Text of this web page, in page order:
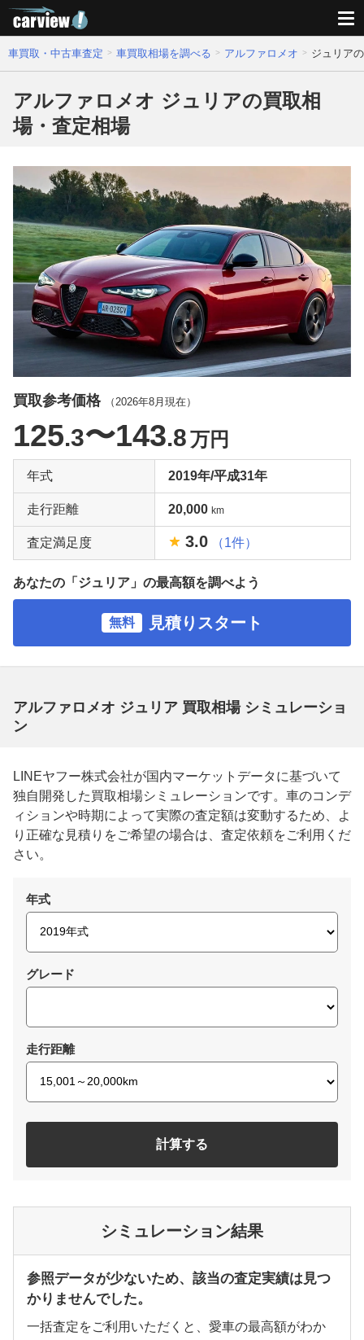
車買取・中古車査定 車買取相場を調べる アルファロメオ ジュリア
アルファロメオ ジュリアの買取相
場・査定相場
買取参考価格 （ 2026年8月 現在）
125.3〜143.8万円
年式 2019年/平成31年
走行距離 20,000 km
査定満足度 3.0 （1件）
あなたの「ジュリア」の最高額を調べよう
無料 見積りスタート
アルファロメオ ジュリア 買取相場 シミュレーショ
ン
LINEヤフー株式会社が国内マーケットデータに基づいて
独自開発した買取相場シミュレーションです。車のコンデ
ィションや時期によって実際の査定額は変動するため、よ
り正確な見積りをご希望の場合は、査定依頼をご利用くだ
さい。
年式
グレード
走行距離
計算する
シミュレーション結果
参照データが少ないため、該当の査定実績は見つ
かりませんでした。
一括査定をご利用いただくと、愛車の最高額がわか